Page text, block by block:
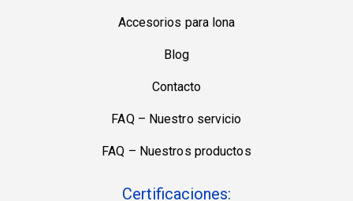
Accesorios para lona
Blog
Contacto
FAQ – Nuestro servicio
FAQ – Nuestros productos
Certificaciones: